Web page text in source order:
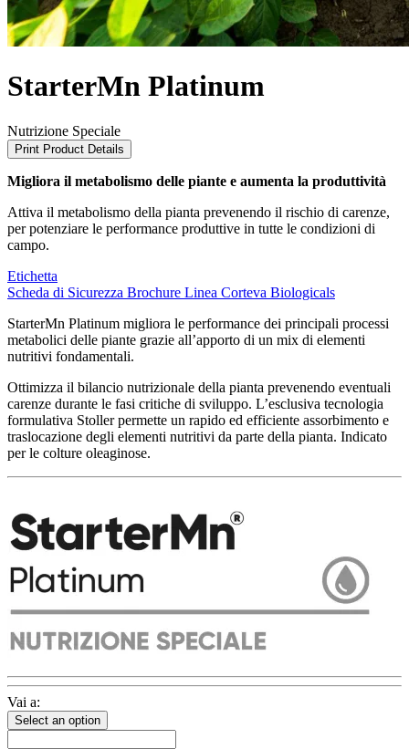
StarterMn Platinum
Nutrizione Speciale
Print Product Details
Migliora il metabolismo delle piante e aumenta la produttività
Attiva il metabolismo della pianta prevenendo il rischio di carenze,
per potenziare le performance produttive in tutte le condizioni di
campo.
Etichetta
Scheda di Sicurezza Brochure Linea Corteva Biologicals
StarterMn Platinum migliora le performance dei principali processi
metabolici delle piante grazie all’apporto di un mix di elementi
nutritivi fondamentali.
Ottimizza il bilancio nutrizionale della pianta prevenendo eventuali
carenze durante le fasi critiche di sviluppo. L’esclusiva tecnologia
formulativa Stoller permette un rapido ed efficiente assorbimento e
traslocazione degli elementi nutritivi da parte della pianta. Indicato
per le colture oleaginose.
Vai a:
Select an option